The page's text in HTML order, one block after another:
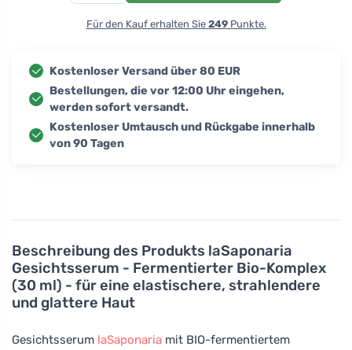
Beschreibung des Produkts laSaponaria
Gesichtsserum - Fermentierter Bio-Komplex
(30 ml) - für eine elastischere, strahlendere
und glattere Haut
Gesichtsserum laSaponaria mit BIO-fermentiertem
Für den Kauf erhalten Sie 249Punkte.
Kostenloser Versand über 80 EUR
Bestellungen, die vor 12:00 Uhr eingehen,
werden sofort versandt.
Kostenloser Umtausch und Rückgabe innerhalb
von 90 Tagen